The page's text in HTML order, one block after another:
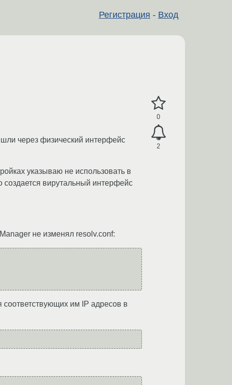
Регистрация - Вход
0
2
через физический интерфейс
указываю не использовать в
создается вирутальный интерфейс
не изменял resolv.conf:
им IP адресов в